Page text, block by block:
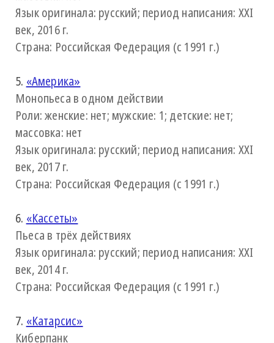
Язык оригинала: русский; период написания: XXI
век, 2016 г.
Страна: Российская Федерация (с 1991 г.)
5. «Америка»
Монопьеса в одном действии
Роли: женские: нет; мужские: 1; детские: нет;
массовка: нет
Язык оригинала: русский; период написания: XXI
век, 2017 г.
Страна: Российская Федерация (с 1991 г.)
6. «Кассеты»
Пьеса в трёх действиях
Язык оригинала: русский; период написания: XXI
век, 2014 г.
Страна: Российская Федерация (с 1991 г.)
7. «Катарсис»
Киберпанк